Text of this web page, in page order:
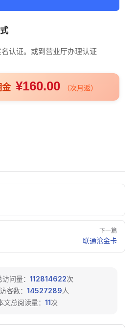
认证。或到营业厅办理认证
金 ¥160.00 （次月返）
下一篇
联通沧金卡
问量： 112814622次
客数： 14527289人
文总阅读量： 11次